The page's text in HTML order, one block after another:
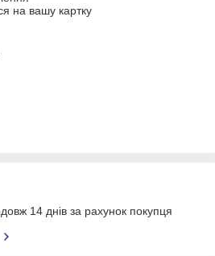
на вашу картку
14 днів за рахунок покупця